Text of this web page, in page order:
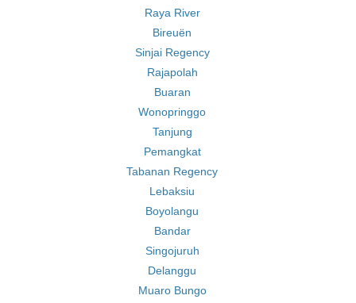
Raya River
Bireuën
Sinjai Regency
Rajapolah
Buaran
Wonopringgo
Tanjung
Pemangkat
Tabanan Regency
Lebaksiu
Boyolangu
Bandar
Singojuruh
Delanggu
Muaro Bungo